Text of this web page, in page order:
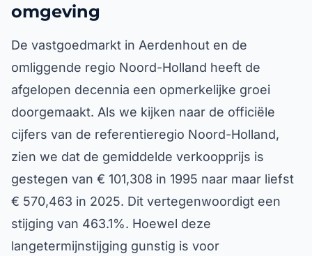
omgeving
De vastgoedmarkt in Aerdenhout en de
omliggende regio Noord-Holland heeft de
afgelopen decennia een opmerkelijke groei
doorgemaakt. Als we kijken naar de officiële
cijfers van de referentieregio Noord-Holland,
zien we dat de gemiddelde verkoopprijs is
gestegen van € 101,308 in 1995 naar maar liefst
€ 570,463 in 2025. Dit vertegenwoordigt een
stijging van 463.1%. Hoewel deze
langetermijnstijging gunstig is voor